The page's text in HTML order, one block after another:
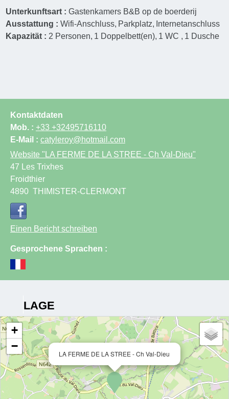
Unterkunftsart :Gastenkamers B&B op de boerderij
Ausstattung :Wifi-Anschluss Parkplatz
Internetanschluss
Kapazität : 2 Personen 1 Doppelbett(en) 1 WC 1 Dusche
Kontaktdaten
Mob. : +33 +32495716110
E-Mail : catyleroy@hotmail.com
Website "LA FERME DE LA STREE - Ch Val-Dieu"
47 Les Trixhes
Froidthier
4890 THIMISTER-CLERMONT
Einen Bericht schreiben
Gesprochene Sprachen :
LAGE
LA FERME DE LA STREE - Ch Val-Dieu
+
−